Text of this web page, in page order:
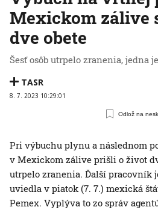
Mexickom zálive
dve obete
Šesť osôb utrpelo zranenia, jedna
TASR
8. 7. 2023 10:29:01
Odlož na
Pri výbuchu plynu a následnom
v Mexickom zálive prišli o život
utrpelo zranenia. Ďalší pracovník
uviedla v piatok (7. 7.) mexická
Pemex. Vyplýva to zo správ